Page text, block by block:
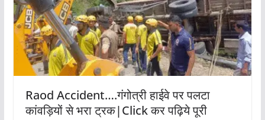
Raod Accident….गंगोत्री हाईवे पर पलटा
कांवड़ियों से भरा ट्रक|Click कर पढ़िये पूरी